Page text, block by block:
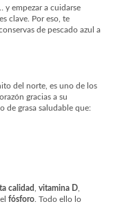
y empezar a cuidarse
clave. Por eso, te
de pescado azul a
del norte, es uno de los
gracias a su
de grasa saludable que:
calidad vitamina D
fósforo . Todo ello lo